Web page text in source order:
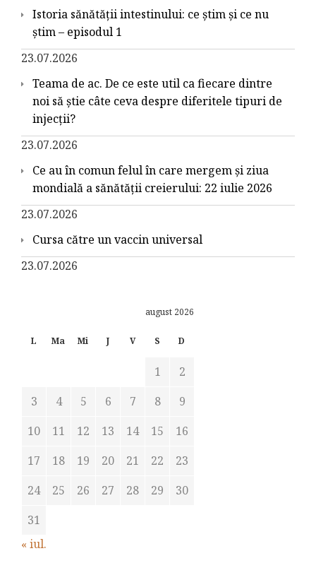
Istoria sănătății intestinului: ce știm și ce nu
știm – episodul 1
23.07.2026
Teama de ac. De ce este util ca fiecare dintre
noi să știe câte ceva despre diferitele tipuri de
injecții?
23.07.2026
Ce au în comun felul în care mergem și ziua
mondială a sănătății creierului: 22 iulie 2026
23.07.2026
Cursa către un vaccin universal
23.07.2026
august 2026
L Ma Mi J V S D
1
2
3
4 5 6 7 8
9
10
11 12 13 14 15
16
17
18 19 20 21 22
23
24
25 26 27 28 29
30
31
« iul.